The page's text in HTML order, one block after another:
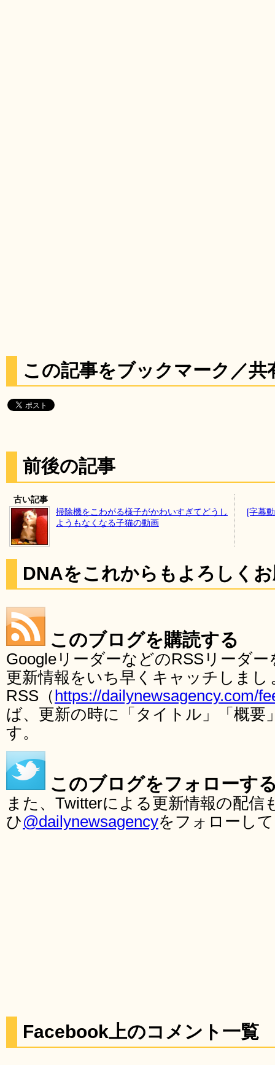
この記事をブックマーク／共
前後の記事
古い記事
掃除機をこわがる様子がかわいすぎてどうし
ようもなくなる子猫の動画
[字幕
DNAをこれからもよろしく
このブログを購読する
GoogleリーダーなどのRSSリーダ
更新情報をいち早くキャッチしま
RSS（ https://dailynewsagency.com/
ば、更新の時に「タイトル」「概要
す。
このブログをフォローす
また、Twitterによる更新情報の配
ひ@dailynewsagencyをフォローし
Facebook上のコメント一覧